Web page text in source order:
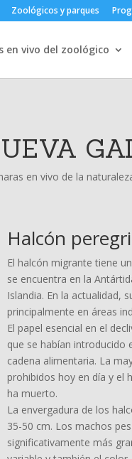
Zoológicos y parques
en vivo del zoológico
en vivo de la
Halcón
El halcón migrante tiene
se encuentra en la
Islandia. En la actualidad,
principalmente en áreas
El papel esencial en el
que se habían introducido
cadena alimentaria. La
prohibidos hoy en día y el
ha muerto.
La envergadura de los
35-50 cm. Los machos
significativamente más